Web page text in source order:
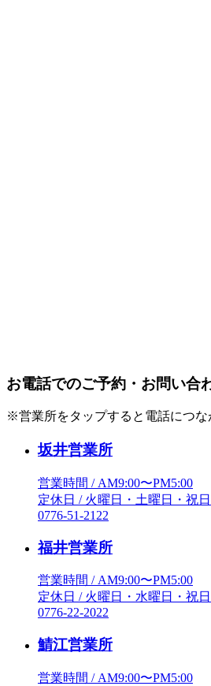
お電話でのご予約・お問い合
※営業所をタップすると電話につな
坂井営業所
営業時間 / AM9:00〜PM5:00
定休日 / 火曜日・土曜日・祝日
0776-51-2122
福井営業所
営業時間 / AM9:00〜PM5:00
定休日 / 火曜日・水曜日・祝日
0776-22-2022
鯖江営業所
営業時間 / AM9:00〜PM5:00